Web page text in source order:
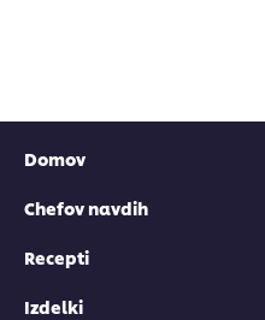
Domov
Chefov navdih
Recepti
Izdelki